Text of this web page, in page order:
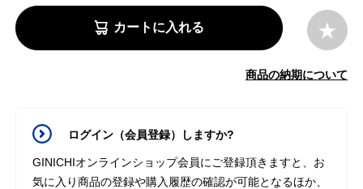
カートに入れる
商品の納期について
ログイン（会員登録）しますか?
GINICHIオンラインショップ会員にご登録頂きますと、お
気に入り商品の登録や購入履歴の確認が可能となるほか、